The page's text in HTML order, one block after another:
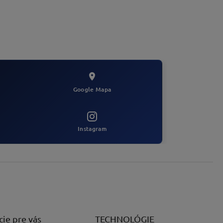
Google Mapa
Instagram
pre vás TECHNOLÓGIE